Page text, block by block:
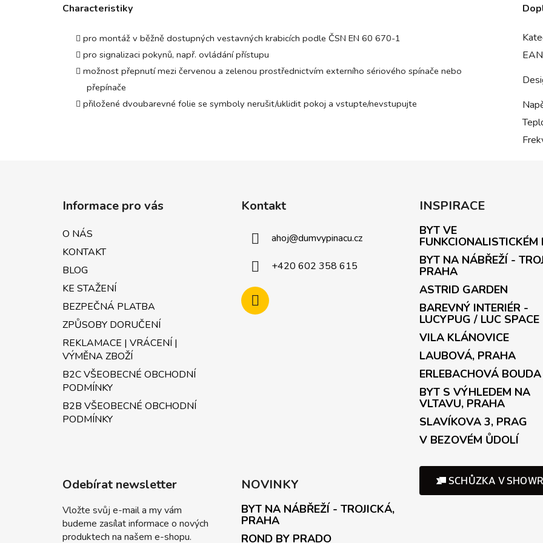
Characteristiky
pro montáž v běžně dostupných vestavných krabicích podle ČSN EN 60 670-1
pro signalizaci pokynů, např. ovládání přístupu
možnost přepnutí mezi červenou a zelenou prostřednictvím externího sériového spínače nebo
přepínače
přiložené dvoubarevné folie se symboly nerušit/uklidit pokoj a vstupte/nevstupujte
EAN
Informace pro vás
O NÁS
KONTAKT
BLOG
KE STAŽENÍ
BEZPEČNÁ PLATBA
ZPŮSOBY DORUČENÍ
REKLAMACE | VRÁCENÍ |
VÝMĚNA ZBOŽÍ
B2C VŠEOBECNÉ OBCHODNÍ
PODMÍNKY
B2B VŠEOBECNÉ OBCHODNÍ
PODMÍNKY
Kontakt
ahoj@dumvypinacu.cz
+420 602 358 615
INSPIRACE
BYT VE
FUNKCIONALISTICKÉM
BYT NA NÁBŘEŽÍ -
PRAHA
ASTRID GARDEN
BAREVNÝ INTERIÉR -
LUCYPUG / LUC SPACE
VILA KLÁNOVICE
LAUBOVÁ, PRAHA
ERLEBACHOVÁ BOUDA
BYT S VÝHLEDEM NA
VLTAVU, PRAHA
SLAVÍKOVA 3, PRAG
V BEZOVÉM ŮDOLÍ
Odebírat newsletter
Vložte svůj e-mail a my vám
budeme zasílat informace o nových
produktech na našem e-shopu.
NOVINKY
BYT NA NÁBŘEŽÍ - TROJICKÁ,
PRAHA
ROND BY PRADO